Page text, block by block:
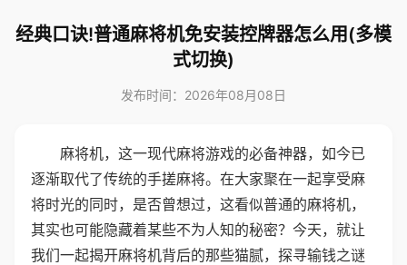
经典口诀!普通麻将机免安装控牌器怎么用(多模
式切换)
发布时间：2026年08月08日
麻将机，这一现代麻将游戏的必备神器，如今已
逐渐取代了传统的手搓麻将。在大家聚在一起享受麻
将时光的同时，是否曾想过，这看似普通的麻将机，
其实也可能隐藏着某些不为人知的秘密？今天，就让
我们一起揭开麻将机背后的那些猫腻，探寻输钱之谜